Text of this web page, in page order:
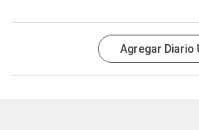
Agregar Diario